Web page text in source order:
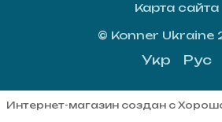
Карта сайта
© Konner Ukraine
Укр Рус
Интернет-магазин создан с